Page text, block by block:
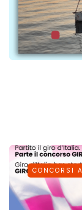
CONCORSI